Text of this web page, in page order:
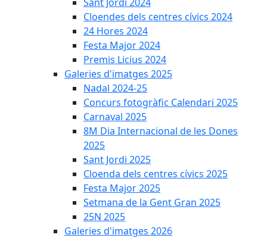
Cloendes dels centres cívics 2024
24 Hores 2024
Festa Major 2024
Premis Licius 2024
Galeries d'imatges 2025
Nadal 2024-25
Concurs fotogràfic Calendari 2025
Carnaval 2025
8M Dia Internacional de les Dones
2025
Sant Jordi 2025
Cloenda dels centres cívics 2025
Festa Major 2025
Setmana de la Gent Gran 2025
25N 2025
Galeries d'imatges 2026